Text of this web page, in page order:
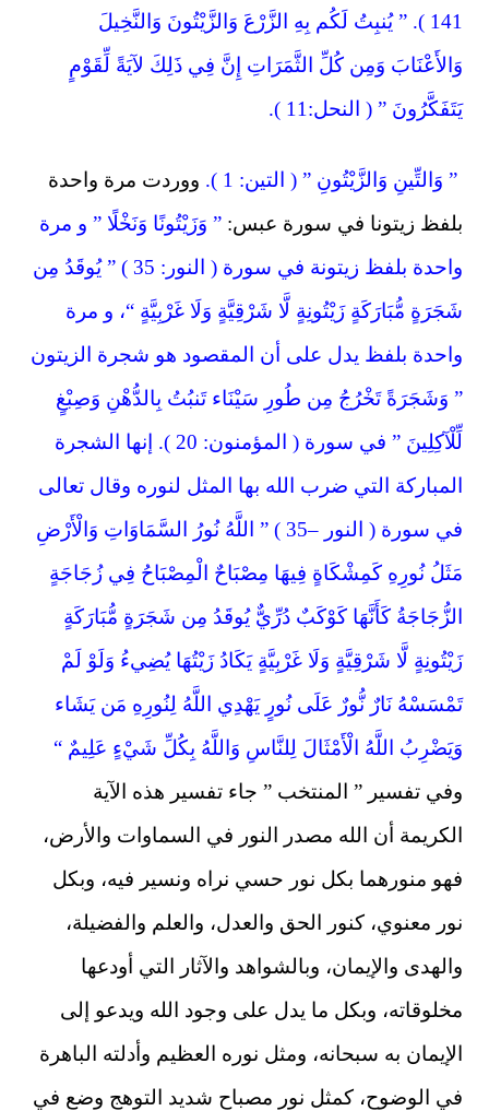
141 ). ” يُنبِتُ لَكُم بِهِ الزَّرْعَ وَالزَّيْتُونَ وَالنَّخِيلَ
وَالأَعْنَابَ وَمِن كُلِّ الثَّمَرَاتِ إِنَّ فِي ذَلِكَ لآيَةً لِّقَوْمٍ
يَتَفَكَّرُونَ ” ( النحل:11 ).
” وَالتِّينِ وَالزَّيْتُونِ ” ( التين: 1 ).
ووردت مرة واحدة
بلفظ زيتونا في سورة عبس: ” وَزَيْتُونًا وَنَخْلًا ” و مرة
واحدة بلفظ زيتونة في سورة ( النور: 35 ) ” يُوقَدُ مِن
شَجَرَةٍ مُّبَارَكَةٍ زَيْتُونِةٍ لَّا شَرْقِيَّةٍ وَلَا غَرْبِيَّةٍ “، و مرة
واحدة بلفظ يدل على أن المقصود هو شجرة الزيتون
” وَشَجَرَةً تَخْرُجُ مِن طُورِ سَيْنَاء تَنبُتُ بِالدُّهْنِ وَصِبْغٍ
لِّلْآكِلِينَ ” في سورة ( المؤمنون: 20 ). إنها الشجرة
المباركة التي ضرب الله بها المثل لنوره وقال تعالى
في سورة ( النور –35 ) ” اللَّهُ نُورُ السَّمَاوَاتِ وَالْأَرْضِ
مَثَلُ نُورِهِ كَمِشْكَاةٍ فِيهَا مِصْبَاحٌ الْمِصْبَاحُ فِي زُجَاجَةٍ
الزُّجَاجَةُ كَأَنَّهَا كَوْكَبٌ دُرِّيٌّ يُوقَدُ مِن شَجَرَةٍ مُّبَارَكَةٍ
زَيْتُونِةٍ لَّا شَرْقِيَّةٍ وَلَا غَرْبِيَّةٍ يَكَادُ زَيْتُهَا يُضِيءُ وَلَوْ لَمْ
تَمْسَسْهُ نَارٌ نُّورٌ عَلَى نُورٍ يَهْدِي اللَّهُ لِنُورِهِ مَن يَشَاء
وَيَضْرِبُ اللَّهُ الْأَمْثَالَ لِلنَّاسِ وَاللَّهُ بِكُلِّ شَيْءٍ عَلِيمٌ “
وفي تفسير ” المنتخب ” جاء تفسير هذه الآية
الكريمة أن الله مصدر النور في السماوات والأرض،
فهو منورهما بكل نور حسي نراه ونسير فيه، وبكل
نور معنوي، كنور الحق والعدل، والعلم والفضيلة،
والهدى والإيمان، وبالشواهد والآثار التي أودعها
مخلوقاته، وبكل ما يدل على وجود الله ويدعو إلى
الإيمان به سبحانه، ومثل نوره العظيم وأدلته الباهرة
في الوضوح، كمثل نور مصباح شديد التوهج وضع في